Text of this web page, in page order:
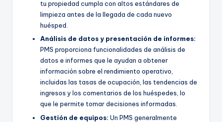
tu propiedad cumpla con altos estándares de
limpieza antes de la llegada de cada nuevo
huésped.
Análisis de datos y presentación de informes:
PMS proporciona funcionalidades de análisis de
datos e informes que le ayudan a obtener
información sobre el rendimiento operativo,
incluidas las tasas de ocupación, las tendencias de
ingresos y los comentarios de los huéspedes, lo
que le permite tomar decisiones informadas.
Gestión de equipos: Un PMS generalmente